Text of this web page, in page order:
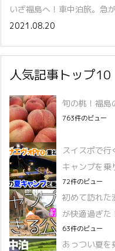
いざ福島へ！車中泊旅。急
2021.08.20
人気記事トップ10
旬の桃！福島
763件のビュー
スイスポで行
キャンプを乗
72件のビュー
初めて訪れた
が快適過ぎた
63件のビュー
あっつい夏を